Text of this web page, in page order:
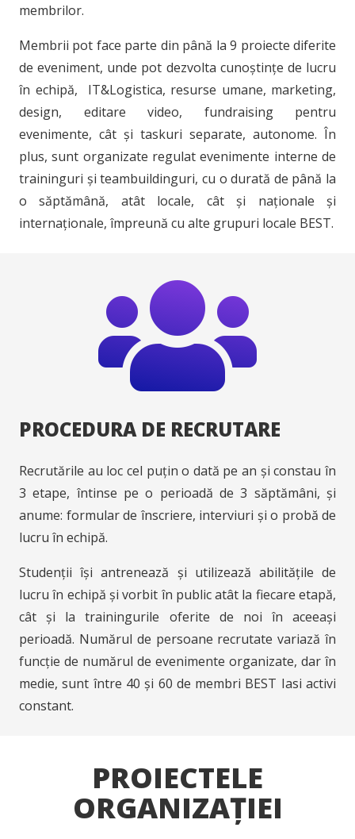
membrilor.
Membrii pot face parte din până la 9 proiecte diferite
de eveniment, unde pot dezvolta cunoștințe de lucru
în echipă, IT&Logistica, resurse umane, marketing,
design, editare video, fundraising pentru
evenimente, cât și taskuri separate, autonome. În
plus, sunt organizate regulat evenimente interne de
traininguri și teambuildinguri, cu o durată de până la
o săptămână, atât locale, cât și naționale și
internaționale, împreună cu alte grupuri locale BEST.
PROCEDURA DE RECRUTARE
Recrutările au loc cel puțin o dată pe an și constau în
3 etape, întinse pe o perioadă de 3 săptămâni, și
anume: formular de înscriere, interviuri și o probă de
lucru în echipă.
Studenții își antrenează și utilizează abilitățile de
lucru în echipă și vorbit în public atât la fiecare etapă,
cât și la trainingurile oferite de noi în aceeași
perioadă. Numărul de persoane recrutate variază în
funcție de numărul de evenimente organizate, dar în
medie, sunt între 40 și 60 de membri BEST Iasi activi
constant.
PROIECTELE
ORGANIZAȚIEI